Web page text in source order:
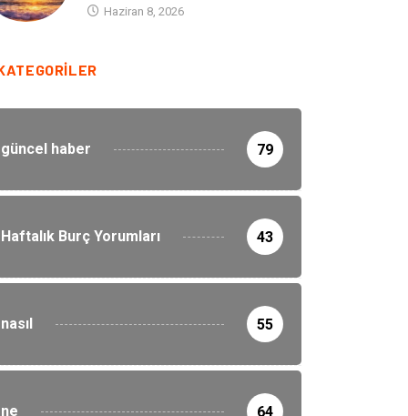
Haziran 8, 2026
güncel haber 79
Haftalık Burç Yorumları 43
nasıl 55
ne 64